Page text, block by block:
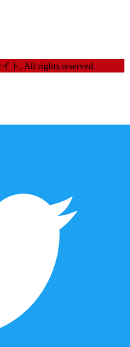
ト. All rights reserved.